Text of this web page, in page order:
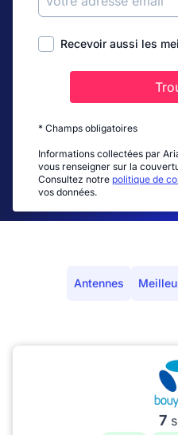
Recevoir aussi les
* Champs obligatoires
Informations collectées par
vous renseigner sur la
Consultez notre politique de
vos données.
Antennes
7